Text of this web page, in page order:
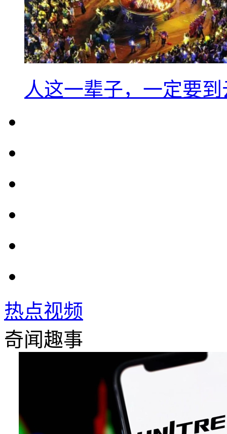
人这一辈子，一定要
热点视频
奇闻趣事